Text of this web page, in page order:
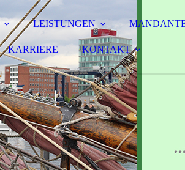
LEISTUNGEN
KARRIERE KONTAKT